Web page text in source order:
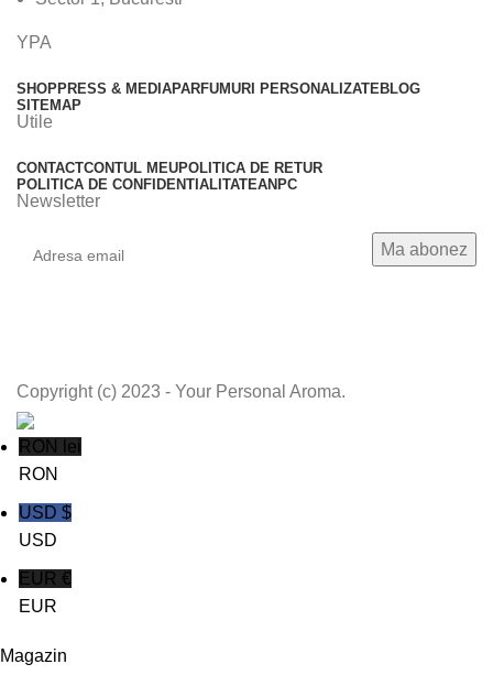
YPA
SHOPPRESS & MEDIAPARFUMURI PERSONALIZATEBLOG
SITEMAP
Utile
CONTACTCONTUL MEUPOLITICA DE RETUR
POLITICA DE CONFIDENTIALITATEANPC
Newsletter
Copyright (c) 2023 - Your Personal Aroma.
RON lei
RON
USD $
USD
EUR €
EUR
Magazin